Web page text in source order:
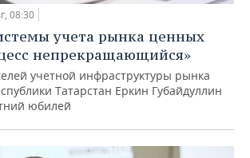
08:30
учета рынка ценных
непрекращающийся»
учетной инфраструктуры рынка
Татарстан Еркин Губайдуллин
юбилей